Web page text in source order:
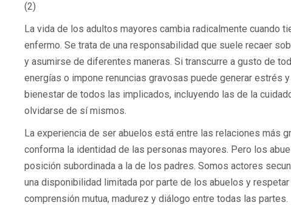
(2)
La vida de los adultos mayores cambia radicalmente cuando
enfermo. Se trata de una responsabilidad que suele recaer
y asumirse de diferentes maneras. Si transcurre a gusto de
energías o impone renuncias gravosas puede generar estrés
bienestar de todos las implicados, incluyendo las de la
olvidarse de sí mismos.
La experiencia de ser abuelos está entre las relaciones más
conforma la identidad de las personas mayores. Pero los
posición subordinada a la de los padres. Somos actores
una disponibilidad limitada por parte de los abuelos y
comprensión mutua, madurez y diálogo entre todas las partes.